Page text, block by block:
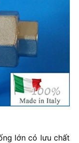
lớn có lưu chất